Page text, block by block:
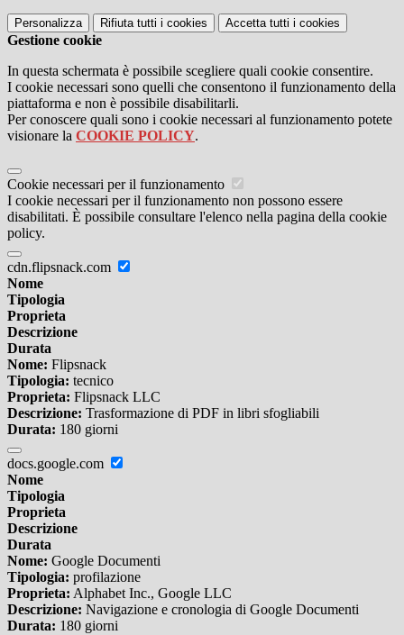
Personalizza Rifiuta tutti i cookies Accetta tutti i cookies
Gestione cookie
In questa schermata è possibile scegliere quali cookie consentire.
I cookie necessari sono quelli che consentono il funzionamento della
piattaforma e non è possibile disabilitarli.
Per conoscere quali sono i cookie necessari al funzionamento potete
visionare la COOKIE POLICY.
Cookie necessari per il funzionamento
I cookie necessari per il funzionamento non possono essere
disabilitati. È possibile consultare l'elenco nella pagina della cookie
policy.
cdn.flipsnack.com
Nome
Tipologia
Proprieta
Descrizione
Durata
Nome: Flipsnack
Tipologia: tecnico
Proprieta: Flipsnack LLC
Descrizione: Trasformazione di PDF in libri sfogliabili
Durata: 180 giorni
docs.google.com
Nome
Tipologia
Proprieta
Descrizione
Durata
Nome: Google Documenti
Tipologia: profilazione
Proprieta: Alphabet Inc., Google LLC
Descrizione: Navigazione e cronologia di Google Documenti
Durata: 180 giorni